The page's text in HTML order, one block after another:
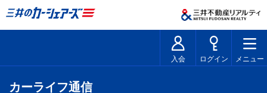
入会 ログイン メニュー
カーライフ通信